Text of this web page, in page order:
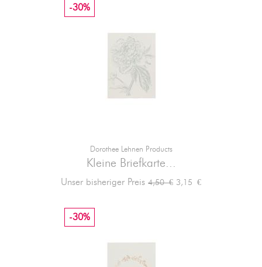
Dorothee Lehnen Products
Kleine Briefkarte...
Unser bisheriger Preis Verkaufspreis
4,50 €
-30%
Preis
3,15 €
-30%